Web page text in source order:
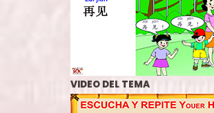
VIDEO DEL TEMA